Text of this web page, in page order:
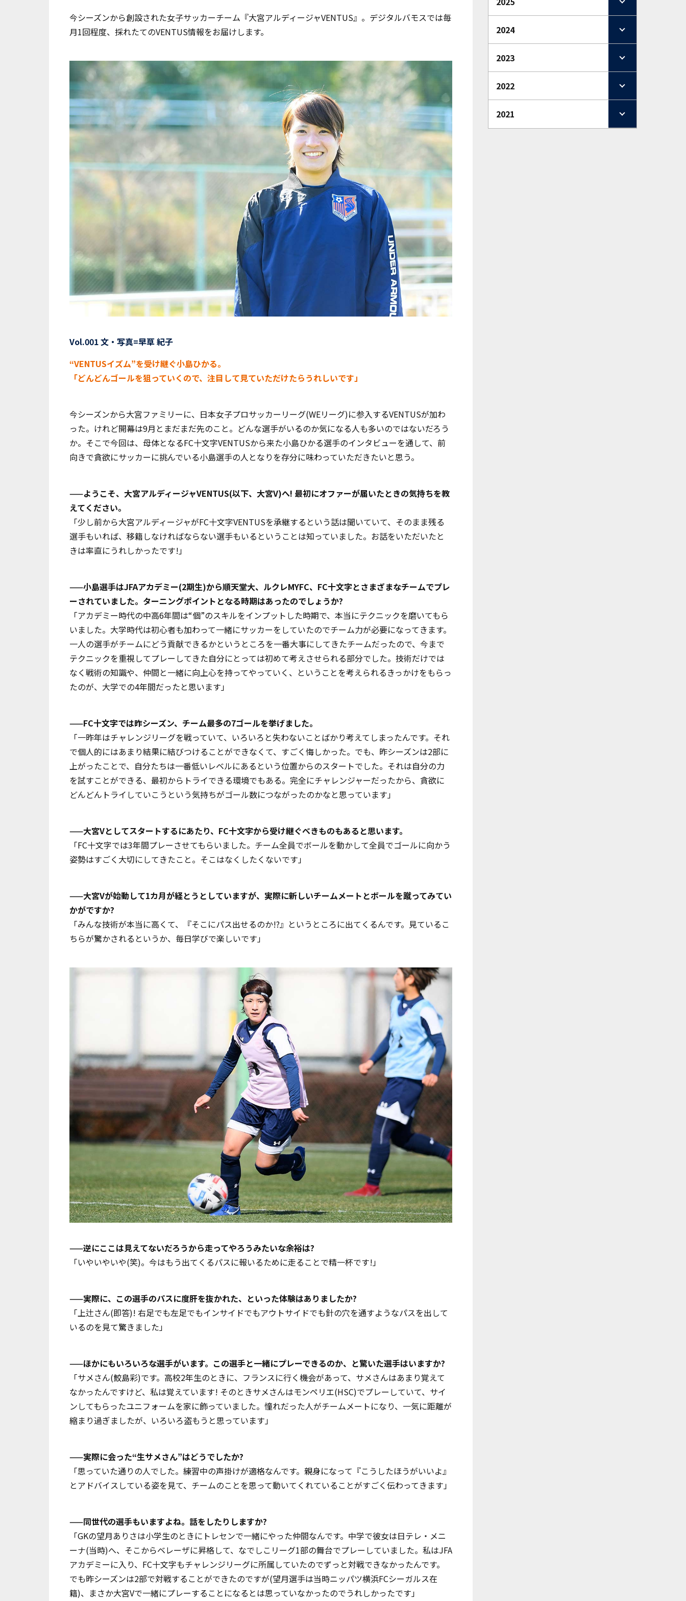
今シーズンから創設された女子サッカーチーム『大宮アルディージャVENTUS』。デジタルバモスでは毎
月1回程度、採れたてのVENTUS情報をお届けします。
Vol.001 文・写真=早草 紀子
“VENTUSイズム”を受け継ぐ小島ひかる。
「どんどんゴールを狙っていくので、注目して見ていただけたらうれしいです」
今シーズンから大宮ファミリーに、日本女子プロサッカーリーグ(WEリーグ)に参入するVENTUSが加わ
った。けれど開幕は9月とまだまだ先のこと。どんな選手がいるのか気になる人も多いのではないだろう
か。そこで今回は、母体となるFC十文字VENTUSから来た小島ひかる選手のインタビューを通して、前
向きで貪欲にサッカーに挑んでいる小島選手の人となりを存分に味わっていただきたいと思う。
——ようこそ、大宮アルディージャVENTUS(以下、大宮V)へ! 最初にオファーが届いたときの気持ちを教
えてください。
「少し前から大宮アルディージャがFC十文字VENTUSを承継するという話は聞いていて、そのまま残る
選手もいれば、移籍しなければならない選手もいるということは知っていました。お話をいただいたと
きは率直にうれしかったです!」
——小島選手はJFAアカデミー(2期生)から順天堂大、ルクレMYFC、FC十文字とさまざまなチームでプレ
ーされていました。ターニングポイントとなる時期はあったのでしょうか?
「アカデミー時代の中高6年間は“個”のスキルをインプットした時期で、本当にテクニックを磨いてもら
いました。大学時代は初心者も加わって一緒にサッカーをしていたのでチーム力が必要になってきます。
一人の選手がチームにどう貢献できるかというところを一番大事にしてきたチームだったので、今まで
テクニックを重視してプレーしてきた自分にとっては初めて考えさせられる部分でした。技術だけでは
なく戦術の知識や、仲間と一緒に向上心を持ってやっていく、ということを考えられるきっかけをもらっ
たのが、大学での4年間だったと思います」
——FC十文字では昨シーズン、チーム最多の7ゴールを挙げました。
「一昨年はチャレンジリーグを戦っていて、いろいろと失わないことばかり考えてしまったんです。それ
で個人的にはあまり結果に結びつけることができなくて、すごく悔しかった。でも、昨シーズンは2部に
上がったことで、自分たちは一番低いレベルにあるという位置からのスタートでした。それは自分の力
を試すことができる、最初からトライできる環境でもある。完全にチャレンジャーだったから、貪欲に
どんどんトライしていこうという気持ちがゴール数につながったのかなと思っています」
——大宮Vとしてスタートするにあたり、FC十文字から受け継ぐべきものもあると思います。
「FC十文字では3年間プレーさせてもらいました。チーム全員でボールを動かして全員でゴールに向かう
姿勢はすごく大切にしてきたこと。そこはなくしたくないです」
——大宮Vが始動して1カ月が経とうとしていますが、実際に新しいチームメートとボールを蹴ってみてい
かがですか?
「みんな技術が本当に高くて、『そこにパス出せるのか!?』というところに出てくるんです。見ているこ
ちらが驚かされるというか、毎日学びで楽しいです」
——逆にここは見えてないだろうから走ってやろうみたいな余裕は?
「いやいやいや(笑)。今はもう出てくるパスに報いるために走ることで精一杯です!」
——実際に、この選手のパスに度肝を抜かれた、といった体験はありましたか?
「上辻さん(即答)! 右足でも左足でもインサイドでもアウトサイドでも針の穴を通すようなパスを出して
いるのを見て驚きました」
——ほかにもいろいろな選手がいます。この選手と一緒にプレーできるのか、と驚いた選手はいますか?
「サメさん(鮫島彩)です。高校2年生のときに、フランスに行く機会があって、サメさんはあまり覚えて
なかったんですけど、私は覚えています! そのときサメさんはモンペリエ(HSC)でプレーしていて、サイ
ンしてもらったユニフォームを家に飾っていました。憧れだった人がチームメートになり、一気に距離が
縮まり過ぎましたが、いろいろ盗もうと思っています」
——実際に会った“生サメさん”はどうでしたか?
「思っていた通りの人でした。練習中の声掛けが適格なんです。親身になって『こうしたほうがいいよ』
とアドバイスしている姿を見て、チームのことを思って動いてくれていることがすごく伝わってきます」
——同世代の選手もいますよね。話をしたりしますか?
「GKの望月ありさは小学生のときにトレセンで一緒にやった仲間なんです。中学で彼女は日テレ・メニ
ーナ(当時)へ、そこからベレーザに昇格して、なでしこリーグ1部の舞台でプレーしていました。私はJFA
アカデミーに入り、FC十文字もチャレンジリーグに所属していたのでずっと対戦できなかったんです。
でも昨シーズンは2部で対戦することができたのですが(望月選手は当時ニッパツ横浜FCシーガルス在
籍)、まさか大宮Vで一緒にプレーすることになるとは思っていなかったのでうれしかったです」
2024
2023
2022
2021